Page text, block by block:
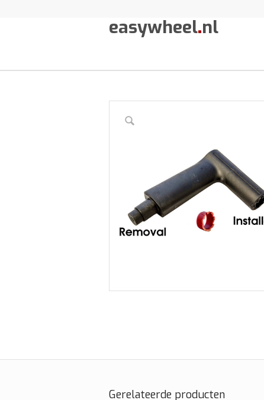
easywheel.nl
Gerelateerde producten